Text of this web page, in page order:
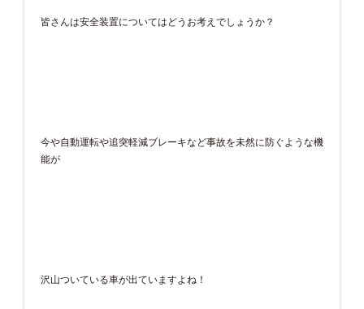
皆さんは安全装置についてはどうお考えでしょうか？
今や自動運転や追突軽減ブレーキなど事故を未然に防ぐような機
能が
沢山ついている車が出ていますよね！